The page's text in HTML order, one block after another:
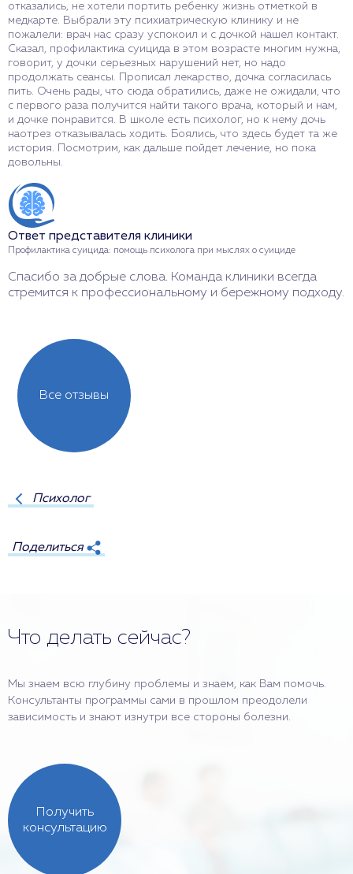
отказались, не хотели портить ребенку жизнь отметкой в
медкарте. Выбрали эту психиатрическую клинику и не
пожалели: врач нас сразу успокоил и с дочкой нашел контакт.
Сказал, профилактика суицида в этом возрасте многим нужна,
говорит, у дочки серьезных нарушений нет, но надо
продолжать сеансы. Прописал лекарство, дочка согласилась
пить. Очень рады, что сюда обратились, даже не ожидали, что
с первого раза получится найти такого врача, который и нам,
и дочке понравится. В школе есть психолог, но к нему дочь
наотрез отказывалась ходить. Боялись, что здесь будет та же
история. Посмотрим, как дальше пойдет лечение, но пока
довольны.
Ответ представителя клиники
Профилактика суицида: помощь психолога при мыслях о суициде
Спасибо за добрые слова. Команда клиники всегда
стремится к профессиональному и бережному подходу.
Все отзывы
Психолог
Поделиться
Что делать сейчас?
Мы знаем всю глубину проблемы и знаем, как Вам помочь.
Консультанты программы сами в прошлом преодолели
зависимость и знают изнутри все стороны болезни.
Получить
консультацию